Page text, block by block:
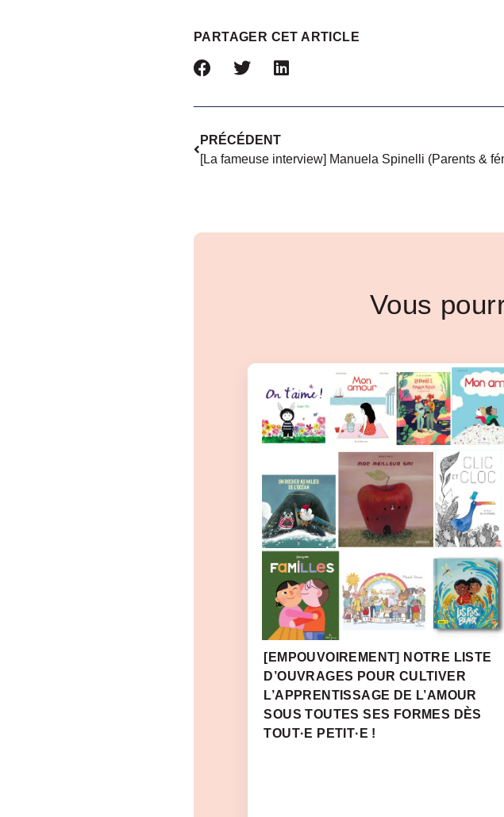
PARTAGER CET ARTICLE
PRÉCÉDENT
Vous
[EMPOUVOIREMENT] NOTRE LISTE
D’OUVRAGES POUR CULTIVER
L’APPRENTISSAGE DE L’AMOUR
SOUS TOUTES SES FORMES DÈS
TOUT·E PETIT·E !